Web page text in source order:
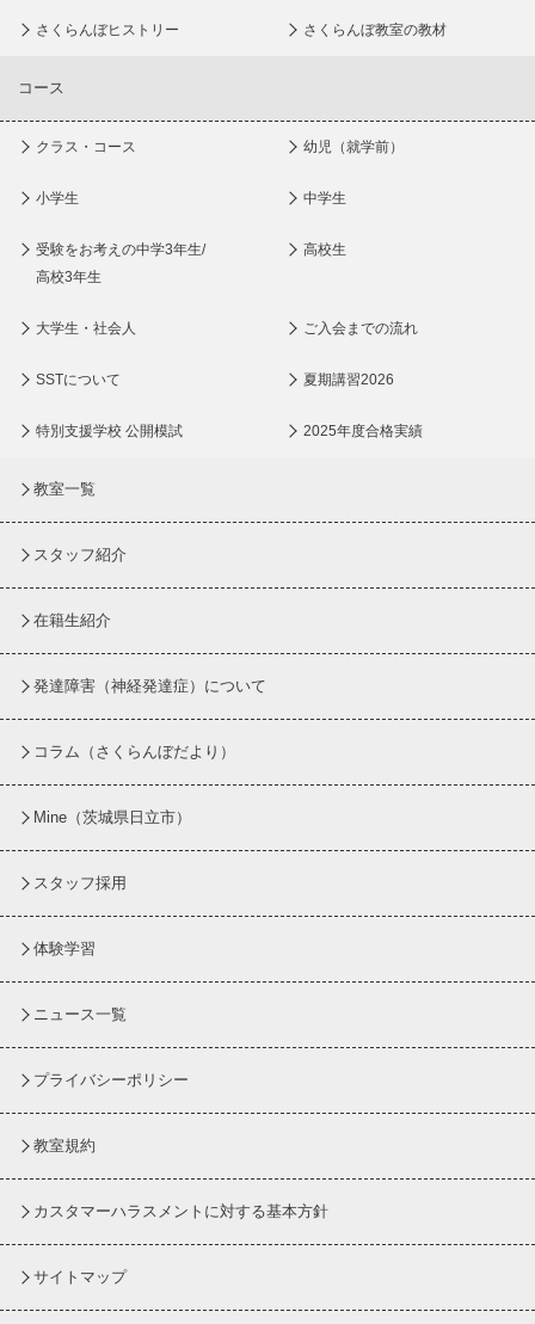
さくらんぼヒストリー さくらんぼ教室の教材
コース
クラス・コース 幼児（就学前）
小学生 中学生
受験をお考えの中学3年生/
高校3年生
高校生
大学生・社会人 ご入会までの流れ
SSTについて 夏期講習2026
特別支援学校 公開模試 2025年度合格実績
教室一覧
スタッフ紹介
在籍生紹介
発達障害（神経発達症）について
コラム （さくらんぼだより）
Mine（茨城県日立市）
スタッフ採用
体験学習
ニュース一覧
プライバシーポリシー
教室規約
カスタマーハラスメントに対する基本方針
サイトマップ